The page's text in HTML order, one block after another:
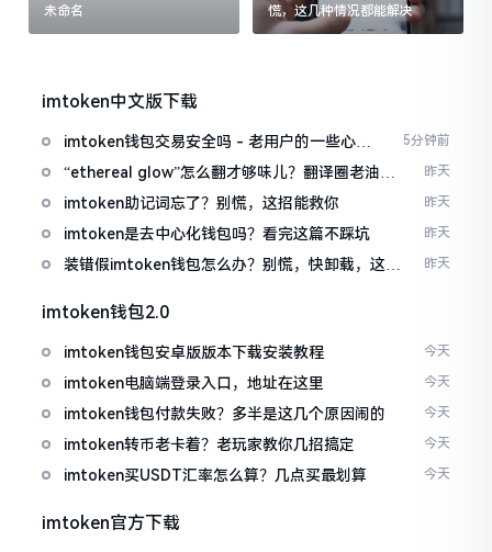
未命名
慌，这几种情况都能解决
imtoken中文版下载
imtoken钱包交易安全吗 - 老用户的一些心里
话
5分钟前
“ethereal glow”怎么翻才够味儿？翻译圈老油条
的私房话
昨天
imtoken助记词忘了？别慌，这招能救你 昨天
imtoken是去中心化钱包吗？看完这篇不踩坑 昨天
装错假imtoken钱包怎么办？别慌，快卸载，这几
昨天
imtoken钱包2.0
imtoken钱包安卓版版本下载安装教程 今天
imtoken电脑端登录入口，地址在这里 今天
imtoken钱包付款失败？多半是这几个原因闹的 今天
imtoken转币老卡着？老玩家教你几招搞定 今天
imtoken买USDT汇率怎么算？几点买最划算 今天
imtoken官方下载